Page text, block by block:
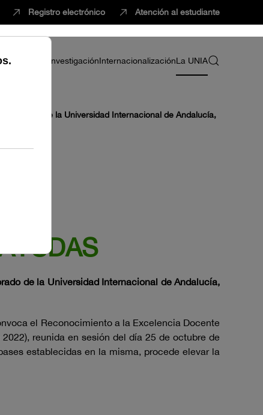
Registro electrónico Atención al estudiante
Profesorado InvestigaciónInternacionalizaciónLa UNIA
de la Universidad Internacional de Andalucía,
de la Universidad Internacional de Andalucía,
el Reconocimiento a la Excelencia Docente
reunida en sesión del día 25 de octubre de
establecidas en la misma, procede elevar la